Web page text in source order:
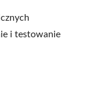
i testowanie